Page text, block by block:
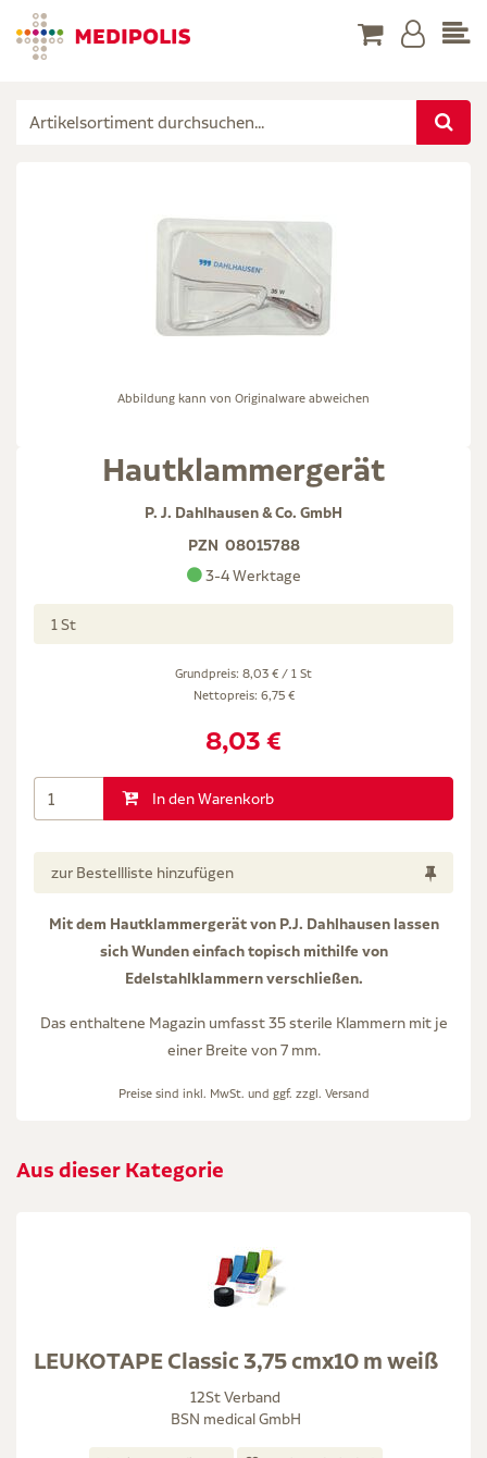
Abbildung kann von Originalware abweichen
Hautklammergerät
P. J. Dahlhausen & Co. GmbH
PZN 08015788
3-4 Werktage
1 St
Grundpreis: 8,03 € / 1 St
Nettopreis: 6,75 €
8,03 €
In den Warenkorb
zur Bestellliste hinzufügen
Mit dem Hautklammergerät von P.J. Dahlhausen lassen
sich Wunden einfach topisch mithilfe von
Edelstahlklammern verschließen.
Das enthaltene Magazin umfasst 35 sterile Klammern mit je
einer Breite von 7 mm.
Preise sind inkl. MwSt. und ggf. zzgl. Versand
Aus dieser Kategorie
LEUKOTAPE Classic 3,75 cmx10 m weiß
12St Verband
BSN medical GmbH